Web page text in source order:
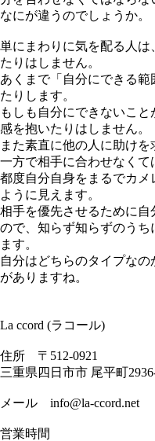
なにが違うのでしょうか。
単にまわりに気を配る人は
たりはしません。
あくまで「自分にできる
たりします。
もしも自分にできないこ
感を抱いたりはしません。
また素直に他の人に助けを
一方で相手に合わせなく
都度自分自身をまるでカ
ように見えます。
相手を優先させるために
ので、知らず知らずのう
ます。
自分はどちらのタイプな
がありますね。
La ccord (ラコール)
住所 〒512-0921
三重県四日市市 尾平町
メール info@la-ccord.net
営業時間